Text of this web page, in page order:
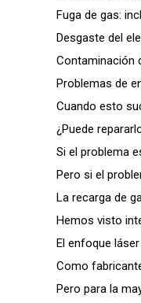
Fuga de gas:
Desgaste del
Contaminación
Problemas de
Cuando esto
¿Puede
Si el problema
Pero si el
La recarga de
Hemos visto
El enfoque
Como
Pero para la